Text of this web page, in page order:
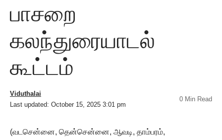
பாசறை
கலந்துரையாடல்
கூட்டம்
Last updated: October 15, 2025 3:01 pm
Viduthalai
0 Min Read
(வடசென்னை, தென்சென்னை, ஆவடி, தாம்பரம்,